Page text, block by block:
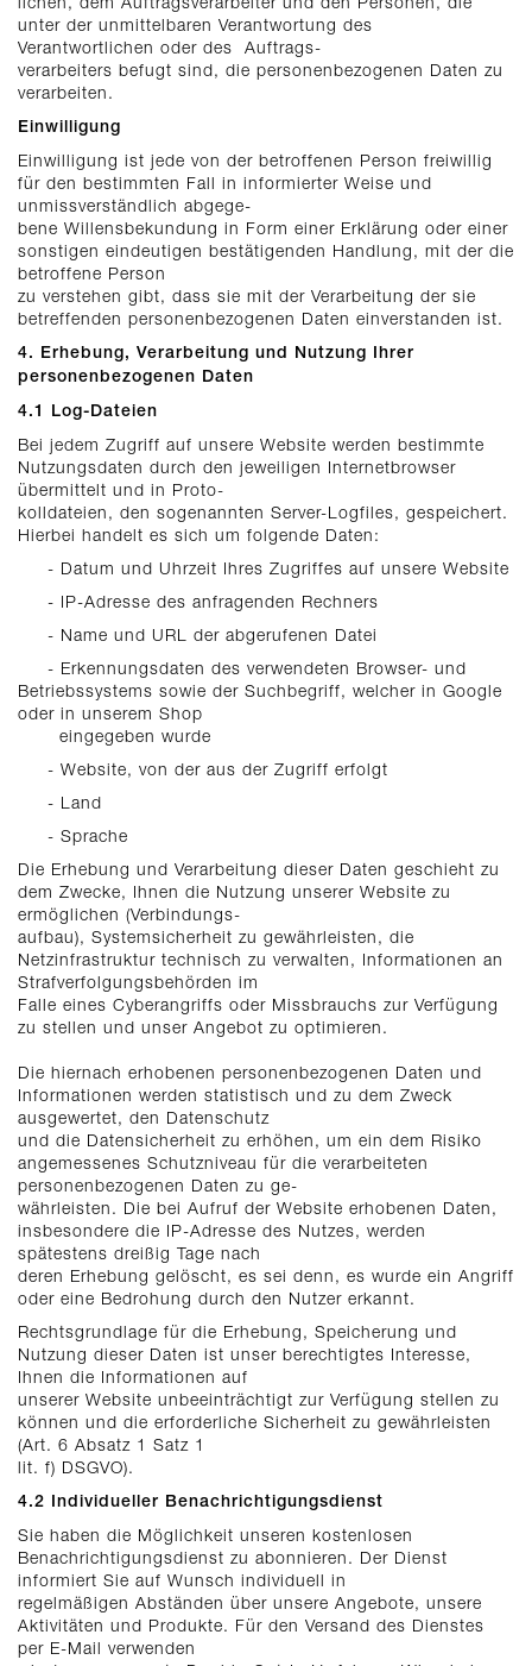
unter der unmittelbaren Verantwortung des
Verantwortlichen oder des Auftrags-
verarbeiters befugt sind, die personenbezogenen Daten zu
verarbeiten.
Einwilligung
Einwilligung ist jede von der betroffenen Person freiwillig
für den bestimmten Fall in informierter Weise und
unmissverständlich abgege-
bene Willensbekundung in Form einer Erklärung oder einer
sonstigen eindeutigen bestätigenden Handlung, mit der die
betroffene Person
zu verstehen gibt, dass sie mit der Verarbeitung der sie
betreffenden personenbezogenen Daten einverstanden ist.
4. Erhebung, Verarbeitung und Nutzung Ihrer
personenbezogenen Daten
4.1 Log-Dateien
Bei jedem Zugriff auf unsere Website werden bestimmte
Nutzungsdaten durch den jeweiligen Internetbrowser
übermittelt und in Proto-
kolldateien, den sogenannten Server-Logfiles, gespeichert.
Hierbei handelt es sich um folgende Daten:
- Datum und Uhrzeit Ihres Zugriffes auf unsere Website
- IP-Adresse des anfragenden Rechners
- Name und URL der abgerufenen Datei
- Erkennungsdaten des verwendeten Browser- und
Betriebssystems sowie der Suchbegriff, welcher in Google
oder in unserem Shop
eingegeben wurde
- Website, von der aus der Zugriff erfolgt
- Land
- Sprache
Die Erhebung und Verarbeitung dieser Daten geschieht zu
dem Zwecke, Ihnen die Nutzung unserer Website zu
ermöglichen (Verbindungs-
aufbau), Systemsicherheit zu gewährleisten, die
Netzinfrastruktur technisch zu verwalten, Informationen an
Strafverfolgungsbehörden im
Falle eines Cyberangriffs oder Missbrauchs zur Verfügung
zu stellen und unser Angebot zu optimieren.
Die hiernach erhobenen personenbezogenen Daten und
Informationen werden statistisch und zu dem Zweck
ausgewertet, den Datenschutz
und die Datensicherheit zu erhöhen, um ein dem Risiko
angemessenes Schutzniveau für die verarbeiteten
personenbezogenen Daten zu ge-
währleisten. Die bei Aufruf der Website erhobenen Daten,
insbesondere die IP-Adresse des Nutzes, werden
spätestens dreißig Tage nach
deren Erhebung gelöscht, es sei denn, es wurde ein Angriff
oder eine Bedrohung durch den Nutzer erkannt.
Rechtsgrundlage für die Erhebung, Speicherung und
Nutzung dieser Daten ist unser berechtigtes Interesse,
Ihnen die Informationen auf
unserer Website unbeeinträchtigt zur Verfügung stellen zu
können und die erforderliche Sicherheit zu gewährleisten
(Art. 6 Absatz 1 Satz 1
lit. f) DSGVO).
4.2 Individueller Benachrichtigungsdienst
Sie haben die Möglichkeit unseren kostenlosen
Benachrichtigungsdienst zu abonnieren. Der Dienst
informiert Sie auf Wunsch individuell in
regelmäßigen Abständen über unsere Angebote, unsere
Aktivitäten und Produkte. Für den Versand des Dienstes
per E-Mail verwenden